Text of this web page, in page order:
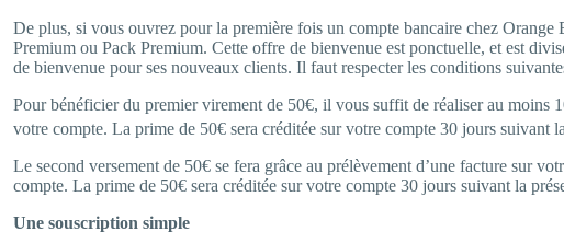
De plus, si vous ouvrez pour la première fois un compte bancaire chez
Premium ou Pack Premium. Cette offre de bienvenue est ponctuelle, et est
de bienvenue pour ses nouveaux clients. Il faut respecter les conditions
Pour bénéficier du premier virement de 50€, il vous suffit de réaliser au moins
votre compte. La prime de 50€ sera créditée sur votre compte 30 jours suivant
Le second versement de 50€ se fera grâce au prélèvement d’une facture sur
compte. La prime de 50€ sera créditée sur votre compte 30 jours suivant la
Une souscription simple